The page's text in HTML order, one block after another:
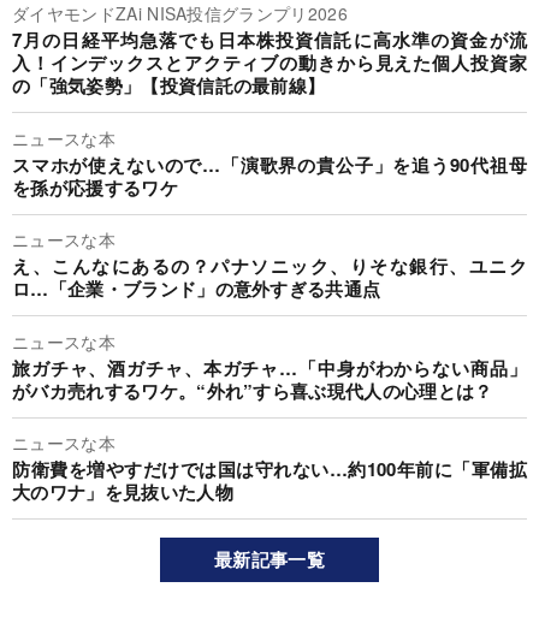
ダイヤモンドZAi NISA投信グランプリ2026
7月の日経平均急落でも日本株投資信託に高水準の資金が流
入！インデックスとアクティブの動きから見えた個人投資家
の「強気姿勢」【投資信託の最前線】
ニュースな本
スマホが使えないので…「演歌界の貴公子」を追う90代祖母
を孫が応援するワケ
ニュースな本
え、こんなにあるの？パナソニック、りそな銀行、ユニク
ロ…「企業・ブランド」の意外すぎる共通点
ニュースな本
旅ガチャ、酒ガチャ、本ガチャ…「中身がわからない商品」
がバカ売れするワケ。“外れ”すら喜ぶ現代人の心理とは？
ニュースな本
防衛費を増やすだけでは国は守れない…約100年前に「軍備拡
大のワナ」を見抜いた人物
最新記事一覧